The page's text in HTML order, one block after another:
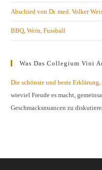
Abschied von Dr. med. Volker
BBQ, Wein, Fussball
Was Das Collegium Vini
Die schönste und beste
wieviel Freude es macht,
Geschmacksnuancen zu